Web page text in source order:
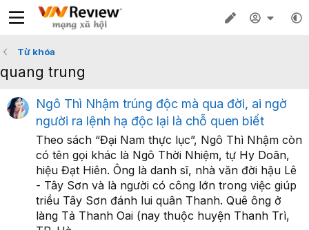
Từ khóa
quang trung
Ngô Thì Nhậm trúng độc mà qua đời, ai ngờ
người ra lệnh hạ độc lại là chỗ quen biết
Theo sách “Đại Nam thực lục”, Ngô Thì Nhậm còn
có tên gọi khác là Ngô Thời Nhiệm, tự Hy Doãn,
hiệu Đạt Hiên. Ông là danh sĩ, nhà văn đời hậu Lê
- Tây Sơn và là người có công lớn trong việc giúp
triều Tây Sơn đánh lui quân Thanh. Quê ông ở
làng Tả Thanh Oai (nay thuộc huyện Thanh Trì,